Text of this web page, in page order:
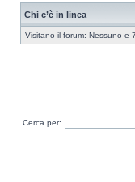
Chi c’è in linea
Visitano il forum: Nessuno e
Cerca per: